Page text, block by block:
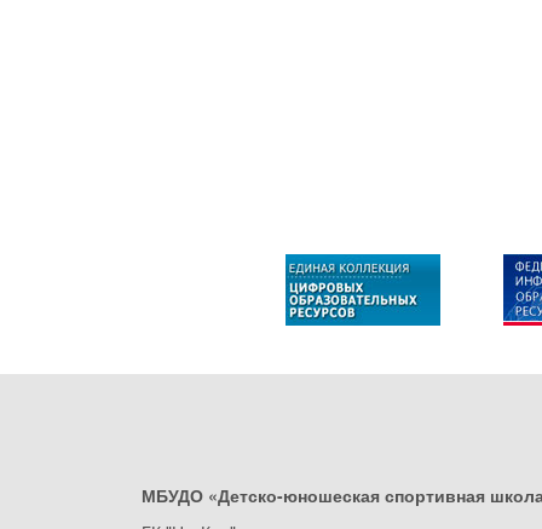
МБУДО «Детско-юношеская спортивная